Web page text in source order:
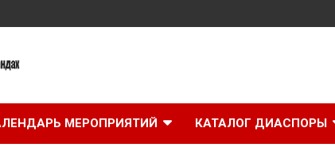
МЕРОПРИЯТИЙ КАТАЛОГ ДИАСПОРЫ